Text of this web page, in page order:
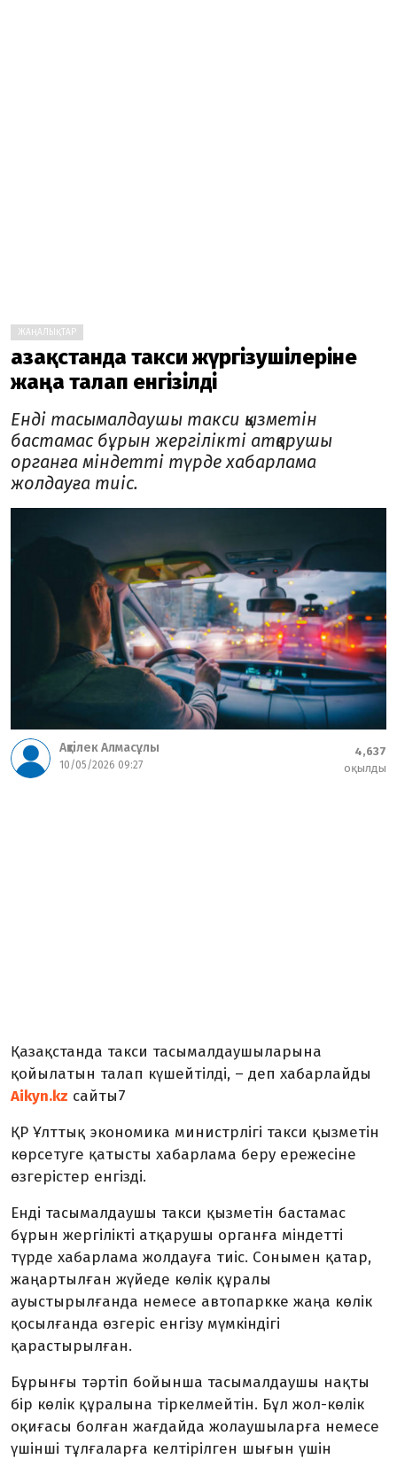
ЖАҢАЛЫҚТАР
Қазақстанда такси жүргізушілеріне
жаңа талап енгізілді
Енді тасымалдаушы такси қызметін
бастамас бұрын жергілікті атқарушы
органға міндетті түрде хабарлама
жолдауға тиіс.
Ақтілек Алмасұлы
10/05/2026 09:27
4,637
оқылды
Қазақстанда такси тасымалдаушыларына
қойылатын талап күшейтілді, – деп хабарлайды
Aikyn.kz сайты7
ҚР Ұлттық экономика министрлігі такси қызметін
көрсетуге қатысты хабарлама беру ережесіне
өзгерістер енгізді.
Енді тасымалдаушы такси қызметін бастамас
бұрын жергілікті атқарушы органға міндетті
түрде хабарлама жолдауға тиіс. Сонымен қатар,
жаңартылған жүйеде көлік құралы
ауыстырылғанда немесе автопаркке жаңа көлік
қосылғанда өзгеріс енгізу мүмкіндігі
қарастырылған.
Бұрынғы тәртіп бойынша тасымалдаушы нақты
бір көлік құралына тіркелмейтін. Бұл жол-көлік
оқиғасы болған жағдайда жолаушыларға немесе
үшінші тұлғаларға келтірілген шығын үшін